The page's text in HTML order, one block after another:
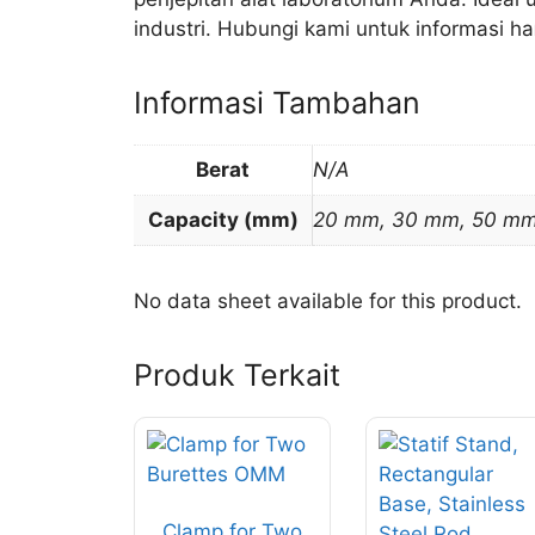
industri. Hubungi kami untuk informasi
Informasi Tambahan
Berat N/A
Capacity (mm) 20 mm, 30 mm, 50
No data sheet available for this product.
Produk Terkait
Produk
ini
memiliki